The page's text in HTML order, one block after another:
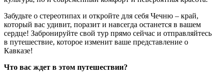
Забудьте о стереотипах и откройте для себя Чечню – край,
который вас удивит, поразит и навсегда останется в вашем
сердце! Забронируйте свой тур прямо сейчас и отправляйтесь
в путешествие, которое изменит ваше представление о
Кавказе!
Что вас ждет в этом путешествии?